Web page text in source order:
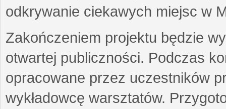
odkrywanie ciekawych miejsc w
Zakończeniem projektu będzie
otwartej publiczności. Podczas
opracowane przez uczestników
wykładowcę warsztatów.